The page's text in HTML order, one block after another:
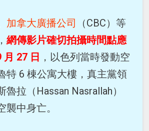
加拿大廣播公司
（CBC）等
網傳影片確切拍攝時間點應
27 日 ，以色列當時發動空
特 6 棟公寓大樓，真主黨領
魯拉（Hassan Nasrallah）
襲中身亡。